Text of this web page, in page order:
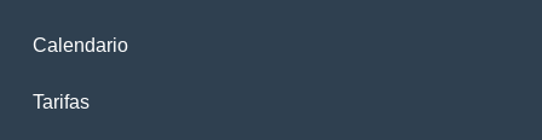
Calendario
Tarifas